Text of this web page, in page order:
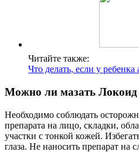
Читайте также:
Что делать, если у
Можно ли мазать Локоид
Необходимо соблюдать
препарата на лицо, складки,
участки с тонкой кожей.
глаза. Не наносить препарат на